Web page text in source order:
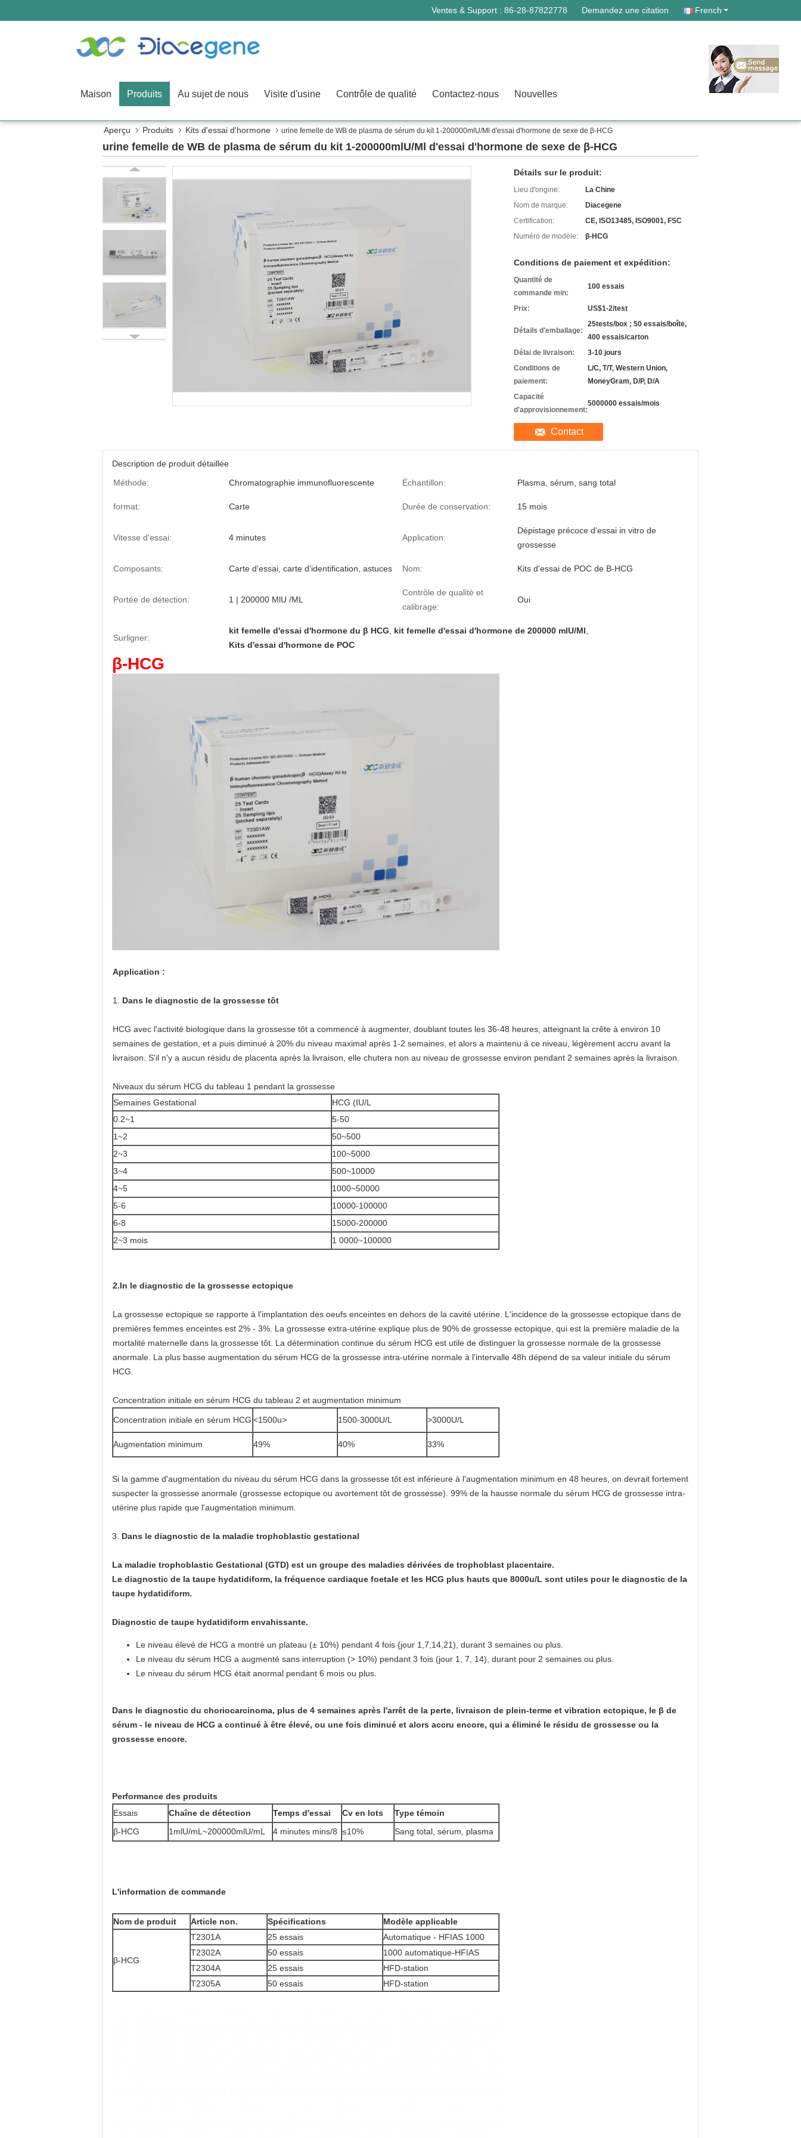
Ventes & Support : 86-28-87822778 Demandez une citation French
Maison Produits Au sujet de nous Visite d'usine Contrôle de qualité Contactez-nous Nouvelles
Aperçu Produits Kits d'essai d'hormone urine femelle de WB de plasma de sérum du kit 1-200000mlU/Ml d'essai d'hormone de sexe de β-HCG
urine femelle de WB de plasma de sérum du kit 1-200000mlU/Ml d'essai d'hormone de sexe de β-HCG
Détails sur le produit:
Lieu d'origine:
La Chine
Nom de marque:
Diacegene
Certification:
CE, ISO13485, ISO9001, FSC
Numéro de modèle:
β-HCG
Conditions de paiement et expédition:
Quantité de
commande min:
100 essais
Prix: US$1-2/test
Détails d'emballage:
25tests/box ; 50 essais/boîte,
400 essais/carton
Délai de livraison:
3-10 jours
Conditions de
paiement:
L/C, T/T, Western Union,
MoneyGram, D/P, D/A
Capacité
d'approvisionnement:
5000000 essais/mois
Contact
Description de produit détaillée
Méthode:
Chromatographie immunofluorescente Échantillon: Plasma, sérum, sang total
format: Carte Durée de conservation: 15 mois
Vitesse d'essai: 4 minutes Application:
Dépistage précoce d'essai in vitro de
grossesse
Composants: Carte d'essai, carte d'identification, astuces Nom: Kits d'essai de POC de Β-HCG
Portée de détection: 1 | 200000 MlU /ML
Contrôle de qualité et
calibrage:
Oui
Surligner:
kit femelle d'essai d'hormone du β HCG kit femelle d'essai d'hormone de 200000 mlU/Ml
Kits d'essai d'hormone de POC
β-HCG
Application :
1. Dans le diagnostic de la grossesse tôt
HCG avec l'activité biologique dans la grossesse tôt a commencé à augmenter, doublant toutes les 36-48 heures, atteignant la crête à environ 10
semaines de gestation, et a puis diminué à 20% du niveau maximal après 1-2 semaines, et alors a maintenu à ce niveau, légèrement accru avant la
livraison. S'il n'y a aucun résidu de placenta après la livraison, elle chutera non au niveau de grossesse environ pendant 2 semaines après la livraison.
Niveaux du sérum HCG du tableau 1 pendant la grossesse
Semaines Gestational
HCG (IU/L
0.2~1
5-50
1~2
50~500
2~3
100~5000
3~4
500~10000
4~5
1000~50000
5-6
10000-100000
6-8
15000-200000
2~3 mois
1 0000~100000
2.In le diagnostic de la grossesse ectopique
La grossesse ectopique se rapporte à l'implantation des oeufs enceintes en dehors de la cavité utérine. L'incidence de la grossesse ectopique dans de
premières femmes enceintes est 2% - 3%. La grossesse extra-utérine explique plus de 90% de grossesse ectopique, qui est la première maladie de la
mortalité maternelle dans la grossesse tôt. La détermination continue du sérum HCG est utile de distinguer la grossesse normale de la grossesse
anormale. La plus basse augmentation du sérum HCG de la grossesse intra-utérine normale à l'intervalle 48h dépend de sa valeur initiale du sérum
HCG.
Concentration initiale en sérum HCG du tableau 2 et augmentation minimum
Concentration initiale en sérum HCG <1500u> 1500-3000U/L >3000U/L
Augmentation minimum 49% 40% 33%
Si la gamme d'augmentation du niveau du sérum HCG dans la grossesse tôt est inférieure à l'augmentation minimum en 48 heures, on devrait fortement
suspecter la grossesse anormale (grossesse ectopique ou avortement tôt de grossesse). 99% de la hausse normale du sérum HCG de grossesse intra-
utérine plus rapide que l'augmentation minimum.
3. Dans le diagnostic de la maladie trophoblastic gestational
La maladie trophoblastic Gestational (GTD) est un groupe des maladies dérivées de trophoblast placentaire.
Le diagnostic de la taupe hydatidiform, la fréquence cardiaque foetale et les HCG plus hauts que 8000u/L sont utiles pour le diagnostic de la
taupe hydatidiform.
Diagnostic de taupe hydatidiform envahissante.
Le niveau élevé de HCG a montré un plateau (± 10%) pendant 4 fois {jour 1,7,14,21), durant 3 semaines ou plus.
Le niveau du sérum HCG a augmenté sans interruption (> 10%) pendant 3 fois (jour 1, 7, 14), durant pour 2 semaines ou plus.
Le niveau du sérum HCG était anormal pendant 6 mois ou plus.
Dans le diagnostic du choriocarcinoma, plus de 4 semaines après l'arrêt de la perte, livraison de plein-terme et vibration ectopique, le β de
sérum - le niveau de HCG a continué à être élevé, ou une fois diminué et alors accru encore, qui a éliminé le résidu de grossesse ou la
grossesse encore.
Performance des produits
Essais
Chaîne de détection Temps d'essai Cv en lots
Type témoin
β-HCG
1mlU/mL~200000mlU/mL 4 minutes mins/8 ≤10% Sang total, sérum, plasma
L'information de commande
Nom de produit Article non. Spécifications Modèle applicable
β-HCG
T2301A 25 essais
Automatique - HFIAS 1000
T2302A
50 essais
1000 automatique-HFIAS
T2304A
25 essais
HFD-station
T2305A
50 essais HFD-station